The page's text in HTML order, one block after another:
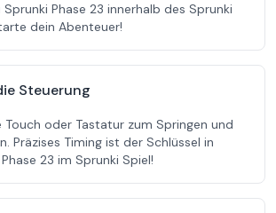
Sprunki Phase 23 innerhalb des Sprunki
dein Abenteuer!
Steuerung
Touch oder Tastatur zum Springen und
Präzises Timing ist der Schlüssel in
23 im Sprunki Spiel!